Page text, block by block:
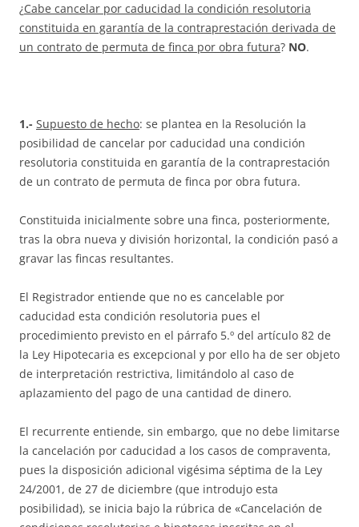
¿Cabe cancelar por caducidad la condición resolutoria
constituida en garantía de la contraprestación derivada de
un contrato de permuta de finca por obra futura? NO.
1.- Supuesto de hecho: se plantea en la Resolución la
posibilidad de cancelar por caducidad una condición
resolutoria constituida en garantía de la contraprestación
de un contrato de permuta de finca por obra futura.
Constituida inicialmente sobre una finca, posteriormente,
tras la obra nueva y división horizontal, la condición pasó a
gravar las fincas resultantes.
El Registrador entiende que no es cancelable por
caducidad esta condición resolutoria pues el
procedimiento previsto en el párrafo 5.º del artículo 82 de
la Ley Hipotecaria es excepcional y por ello ha de ser objeto
de interpretación restrictiva, limitándolo al caso de
aplazamiento del pago de una cantidad de dinero.
El recurrente entiende, sin embargo, que no debe limitarse
la cancelación por caducidad a los casos de compraventa,
pues la disposición adicional vigésima séptima de la Ley
24/2001, de 27 de diciembre (que introdujo esta
posibilidad), se inicia bajo la rúbrica de «Cancelación de